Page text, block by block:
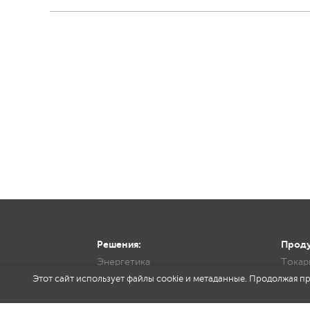
Этот сайт использует файлы cookie и метаданные. Продолжая
Решения:
Энергетика
Железная дорога